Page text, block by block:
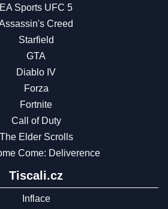
EA Sports UFC 5
Creed
Starfield
GTA
Diablo IV
Forza
Fortnite
Call of Duty
The Elder Scrolls
Come: Deliverence
Tiscali.cz
Inflace